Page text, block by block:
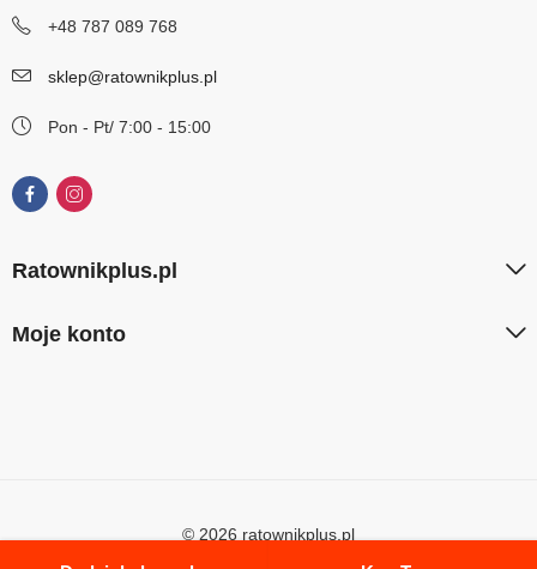
+48 787 089 768
sklep@ratownikplus.pl
Pon - Pt/ 7:00 - 15:00
Ratownikplus.pl
Moje konto
© 2026 ratownikplus.pl